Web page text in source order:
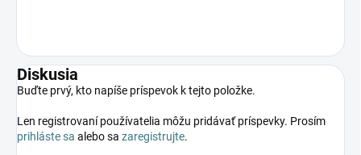
Diskusia
Buďte prvý, kto napíše príspevok k tejto položke.
Len registrovaní používatelia môžu pridávať príspevky. Prosím
prihláste sa alebo sa zaregistrujte.